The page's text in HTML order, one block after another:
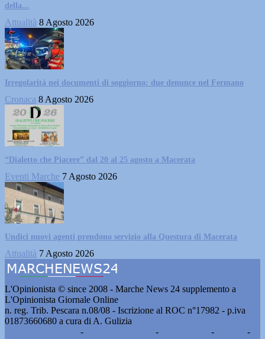
della...
Attualità 8 Agosto 2026
Irregolarità nei documenti di soggiorno: due denunce nel Fermano
Cronaca 8 Agosto 2026
“Dialetto che Piacere” dal 20 al 25 agosto a Macerata
Eventi Marche 7 Agosto 2026
Undici nuovi agenti prendono servizio alla Questura di Macerata
Attualità 7 Agosto 2026
L'Opinionista © since 2008 - Marche News 24 supplemento a
L'Opinionista Giornale Online
n. reg. Trib. Pescara n.08/08 - Iscrizione al ROC n°17982 - p.iva
01873660680 a cura di A. Gulizia
- - -
-